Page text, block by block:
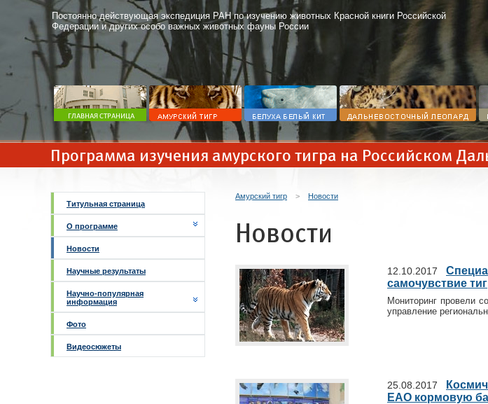
Постоянно действующая экспедиция РАН по изучению животных Красной книги Российской
Федерации и других особо важных животных фауны России
Программа изучения амурского тигра на Российском
Титульная страница
О программе
Новости
Научные результаты
Научно-популярная
информация
Фото
Видеосюжеты
Амурский тигр > Новости
Новости
12.10.2017
самочувствие
Мониторинг провели
управление
25.08.2017
ЕАО кормовую